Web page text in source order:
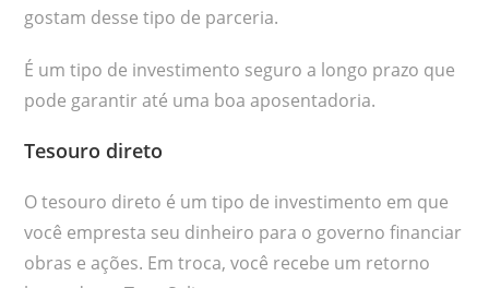
gostam desse tipo de parceria.
É um tipo de investimento seguro a longo prazo que
pode garantir até uma boa aposentadoria.
Tesouro direto
O tesouro direto é um tipo de investimento em que
você empresta seu dinheiro para o governo financiar
obras e ações. Em troca, você recebe um retorno